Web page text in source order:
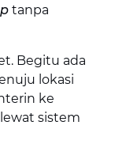
tanpa
Begitu ada
lokasi
ke
sistem